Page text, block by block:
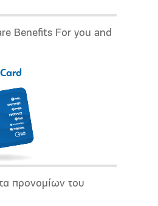
Benefits For you and
προνομίων του